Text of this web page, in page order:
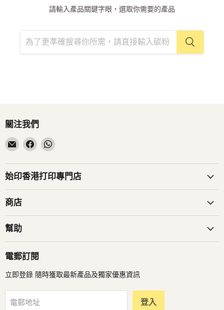
請輸入產品關鍵字眼，選取你需要的產品
關注我們
在
子
郵
找
到
們
在
Facebook
找
到
在
找
到
始印香港打印專門店
商店
幫助
電郵訂閱
立即登錄 隨時獲取最新產品及獨家優惠資訊
電郵地址 登入